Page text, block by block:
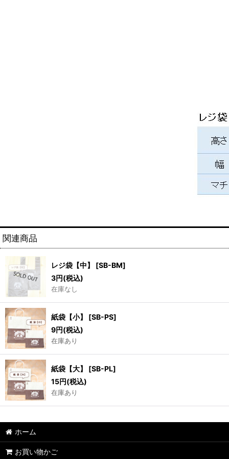
関連商品
レジ袋【中】 [SB-BM]
3円(税込)
在庫なし
紙袋【小】 [SB-PS]
9円(税込)
在庫あり
紙袋【大】 [SB-PL]
15円(税込)
在庫あり
ホーム
お買い物かご